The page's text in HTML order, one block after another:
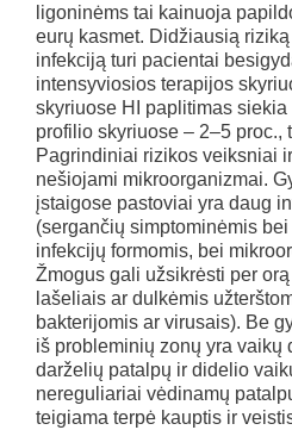
ligoninėms tai kainuoja
eurų kasmet. Didžiausią
infekciją turi pacientai
intensyviosios terapijos
skyriuose HI paplitimas
profilio skyriuose – 2–5 proc.,
Pagrindiniai rizikos veiksniai
nešiojami mikroorganizmai.
įstaigose pastoviai yra daug
(sergančių simptominėmis
infekcijų formomis, bei
Žmogus gali užsikrėsti per
lašeliais ar dulkėmis
bakterijomis ar virusais). Be
iš probleminių zonų yra vaikų
darželių patalpų ir didelio
nereguliariai vėdinamų
teigiama terpė kauptis ir